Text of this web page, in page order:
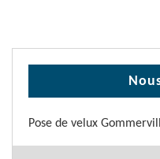
Pose de velux